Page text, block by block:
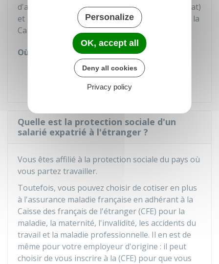
d'assurance retraite et de santé au travail (Carsat)
et pour une retraite complémentaire auprès de la
Caisse de retraite des expatriés (CRE).
Où s'adresser ?
Caisse d'assurance retraite et de la
santé au travail (Carsat)
Quelle est la protection sociale d'un
salarié expatrié à l'étranger ?
Vous êtes affilié à la protection sociale du pays où
vous partez travailler.
Toutefois, vous pouvez choisir de cotiser en plus
à l'assurance maladie française en adhérant à la
Caisse des français de l'étranger (CFE) pour la
maladie, la maternité, l'invalidité, les accidents du
travail et la maladie professionnelle. Il en est de
même pour votre employeur d'origine : il peut
choisir de vous inscrire à la (CFE) pour que vous
Personalize
OK, accept all
Deny all cookies
Privacy policy